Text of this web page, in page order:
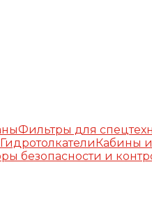
Фильтры для
ГидротолкателиКабины и
безопасности и